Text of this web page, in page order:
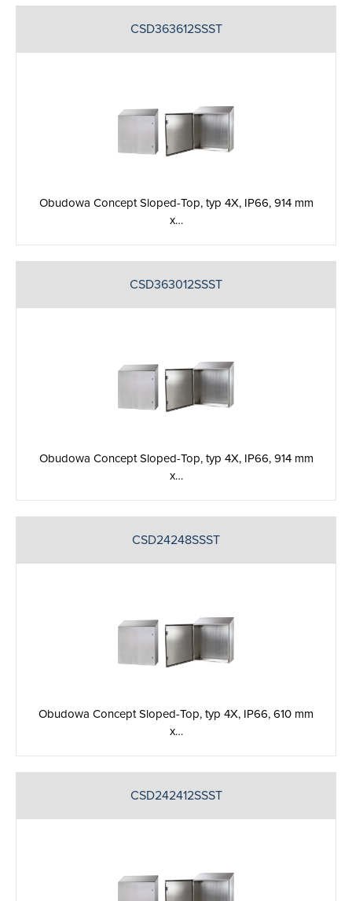
CSD363612SSST
Obudowa Concept Sloped-Top, typ 4X, IP66, 914 mm
x…
CSD363012SSST
Obudowa Concept Sloped-Top, typ 4X, IP66, 914 mm
x…
CSD24248SSST
Obudowa Concept Sloped-Top, typ 4X, IP66, 610 mm
x…
CSD242412SSST